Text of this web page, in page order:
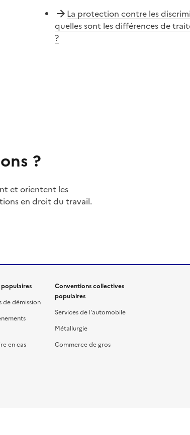
La protection contre les
quelles sont les différences de
?
?
et orientent les
en droit du travail.
de démission
en cas
Conventions collectives
populaires
Services de l'automobile
Métallurgie
Commerce de gros